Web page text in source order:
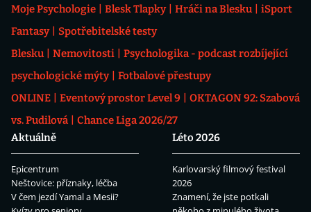
Moje Psychologie Blesk Tlapky Hráči na Blesku
iSport
Fantasy
Spotřebitelské testy
Blesku
Nemovitosti
Psychologika - podcast rozbíjející
psychologické mýty
Fotbalové přestupy
ONLINE
Eventový prostor Level 9
OKTAGON 92: Szabová
vs. Pudilová
Chance Liga 2026/27
Aktuálně
Epicentrum
Neštovice: příznaky, léčba
V čem jezdí Yamal a Mesii?
Léto 2026
Karlovarský filmový festival
2026
Znamení, že jste potkali